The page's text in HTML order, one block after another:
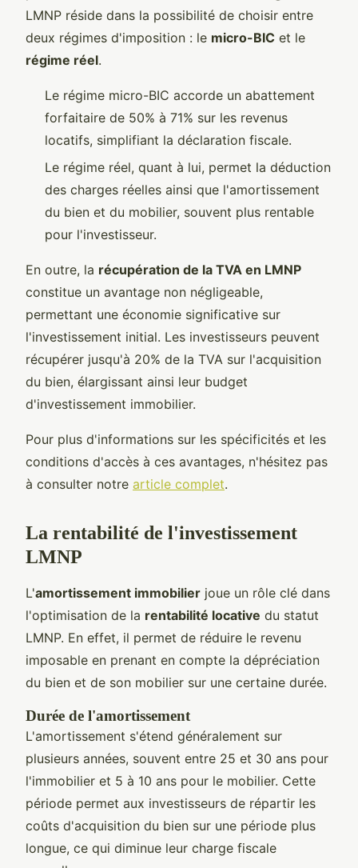
LMNP réside dans la possibilité de choisir entre
deux régimes d'imposition : le micro-BIC et le
régime réel.
Le régime micro-BIC accorde un abattement
forfaitaire de 50% à 71% sur les revenus
locatifs, simplifiant la déclaration fiscale.
Le régime réel, quant à lui, permet la déduction
des charges réelles ainsi que l'amortissement
du bien et du mobilier, souvent plus rentable
pour l'investisseur.
En outre, la récupération de la TVA en LMNP
constitue un avantage non négligeable,
permettant une économie significative sur
l'investissement initial. Les investisseurs peuvent
récupérer jusqu'à 20% de la TVA sur l'acquisition
du bien, élargissant ainsi leur budget
d'investissement immobilier.
Pour plus d'informations sur les spécificités et les
conditions d'accès à ces avantages, n'hésitez pas
à consulter notre article complet.
La rentabilité de l'investissement
LMNP
L'amortissement immobilier joue un rôle clé dans
l'optimisation de la rentabilité locative du statut
LMNP. En effet, il permet de réduire le revenu
imposable en prenant en compte la dépréciation
du bien et de son mobilier sur une certaine durée.
Durée de l'amortissement
L'amortissement s'étend généralement sur
plusieurs années, souvent entre 25 et 30 ans pour
l'immobilier et 5 à 10 ans pour le mobilier. Cette
période permet aux investisseurs de répartir les
coûts d'acquisition du bien sur une période plus
longue, ce qui diminue leur charge fiscale